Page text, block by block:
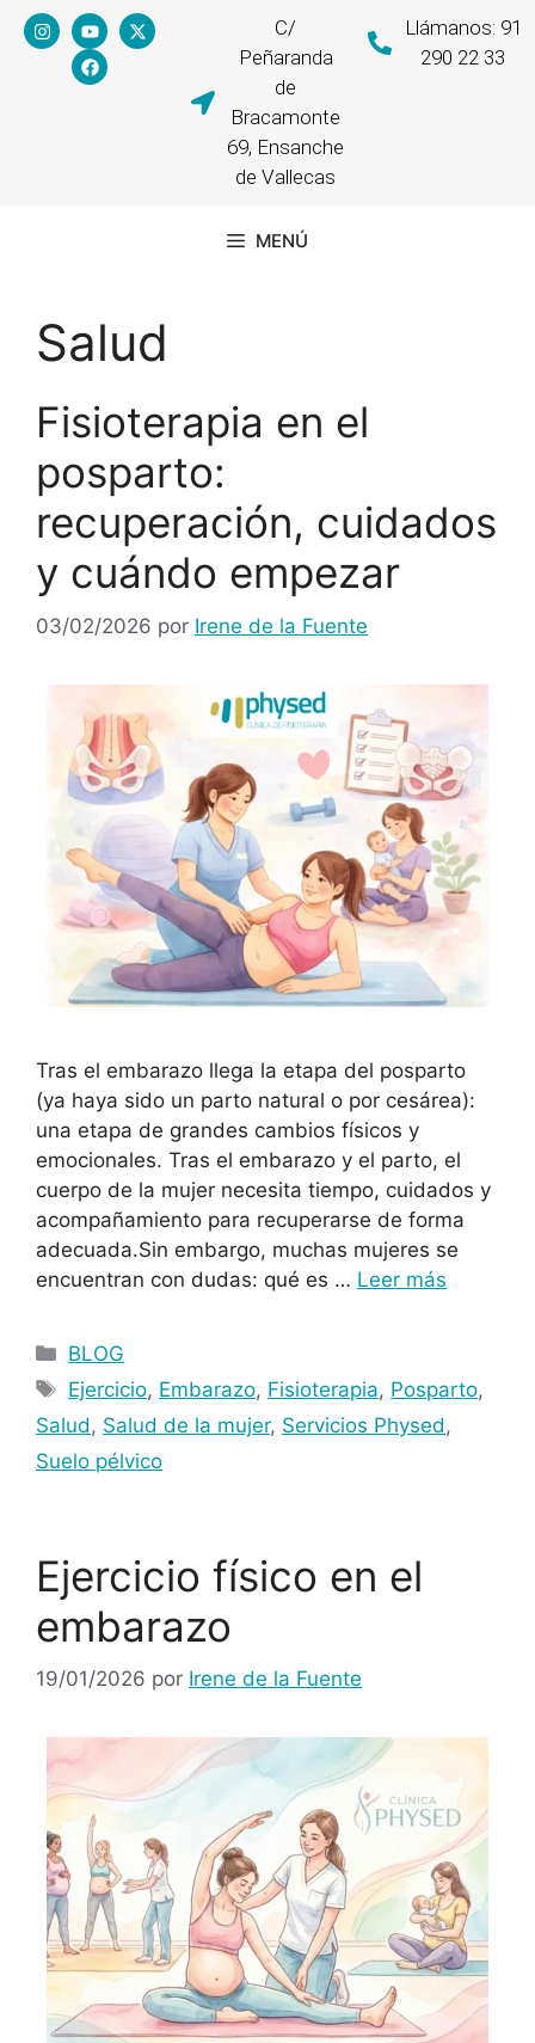
C/
Peñaranda
de
Bracamonte
69, Ensanche
de Vallecas
Llámanos: 91
290 22 33
MENÚ
Salud
Fisioterapia en el
posparto:
recuperación, cuidados
y cuándo empezar
03/02/2026 por Irene de la Fuente
Tras el embarazo llega la etapa del posparto
(ya haya sido un parto natural o por cesárea):
una etapa de grandes cambios físicos y
emocionales. Tras el embarazo y el parto, el
cuerpo de la mujer necesita tiempo, cuidados y
acompañamiento para recuperarse de forma
adecuada.Sin embargo, muchas mujeres se
encuentran con dudas: qué es … Leer más
BLOG
Ejercicio, Embarazo, Fisioterapia, Posparto,
Salud , Salud de la mujer, Servicios Physed ,
Suelo pélvico
Ejercicio físico en el
embarazo
19/01/2026 por Irene de la Fuente